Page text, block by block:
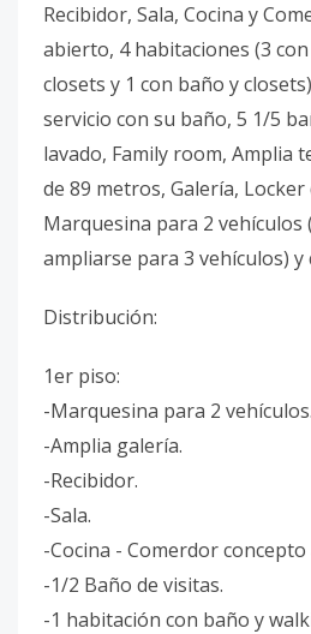
Recibidor, Sala, Cocina y
abierto, 4 habitaciones (3
closets y 1 con baño y
servicio con su baño, 5 1/5
lavado, Family room, Amplia
de 89 metros, Galería, Locker
Marquesina para 2 vehículos
ampliarse para 3 vehículos) y
Distribución:
1er piso:
-Marquesina para 2 vehículos.
-Amplia galería.
-Recibidor.
-Sala.
-Cocina - Comerdor
-1/2 Baño de visitas.
-1 habitación con baño y